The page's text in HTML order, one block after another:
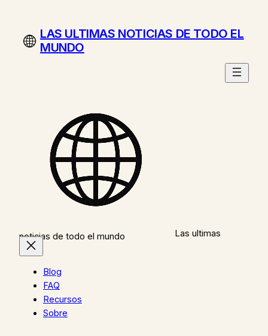
contenidoLAS ULTIMAS NOTICIAS DE TODO EL
MUNDO
Las ultimas
noticias de todo el mundo
Blog
FAQ
Recursos
Sobre